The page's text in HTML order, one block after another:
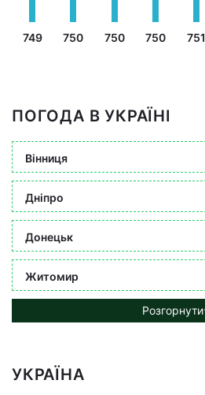
749 750 750 750 751
ПОГОДА В УКРАЇНІ
Вінниця
Дніпро
Донецьк
Житомир
Розгорнути
УКРАЇНА